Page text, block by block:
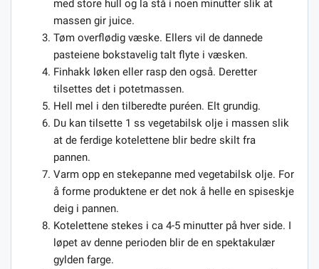
med store hull og la stå i noen minutter slik at
massen gir juice.
Tøm overflødig væske. Ellers vil de dannede
pasteiene bokstavelig talt flyte i væsken.
Finhakk løken eller rasp den også. Deretter
tilsettes det i potetmassen.
Hell mel i den tilberedte puréen. Elt grundig.
Du kan tilsette 1 ss vegetabilsk olje i massen slik
at de ferdige kotelettene blir bedre skilt fra
pannen.
Varm opp en stekepanne med vegetabilsk olje. For
å forme produktene er det nok å helle en spiseskje
deig i pannen.
Kotelettene stekes i ca 4-5 minutter på hver side. I
løpet av denne perioden blir de en spektakulær
gylden farge.